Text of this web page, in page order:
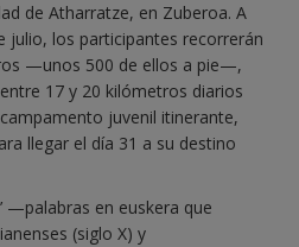
de Atharratze, en Zuberoa. A
julio, los participantes recorrerán
—unos 500 de ellos a pie—,
17 y 20 kilómetros diarios
juvenil itinerante,
llegar el día 31 a su destino
—palabras en euskera que
(siglo X) y